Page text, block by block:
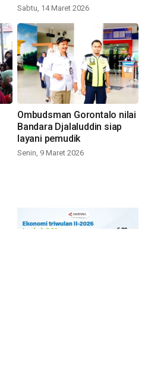
Sabtu, 14 Maret 2026
Ombudsman Gorontalo nilai
Bandara Djalaluddin siap
layani pemudik
Senin, 9 Maret 2026